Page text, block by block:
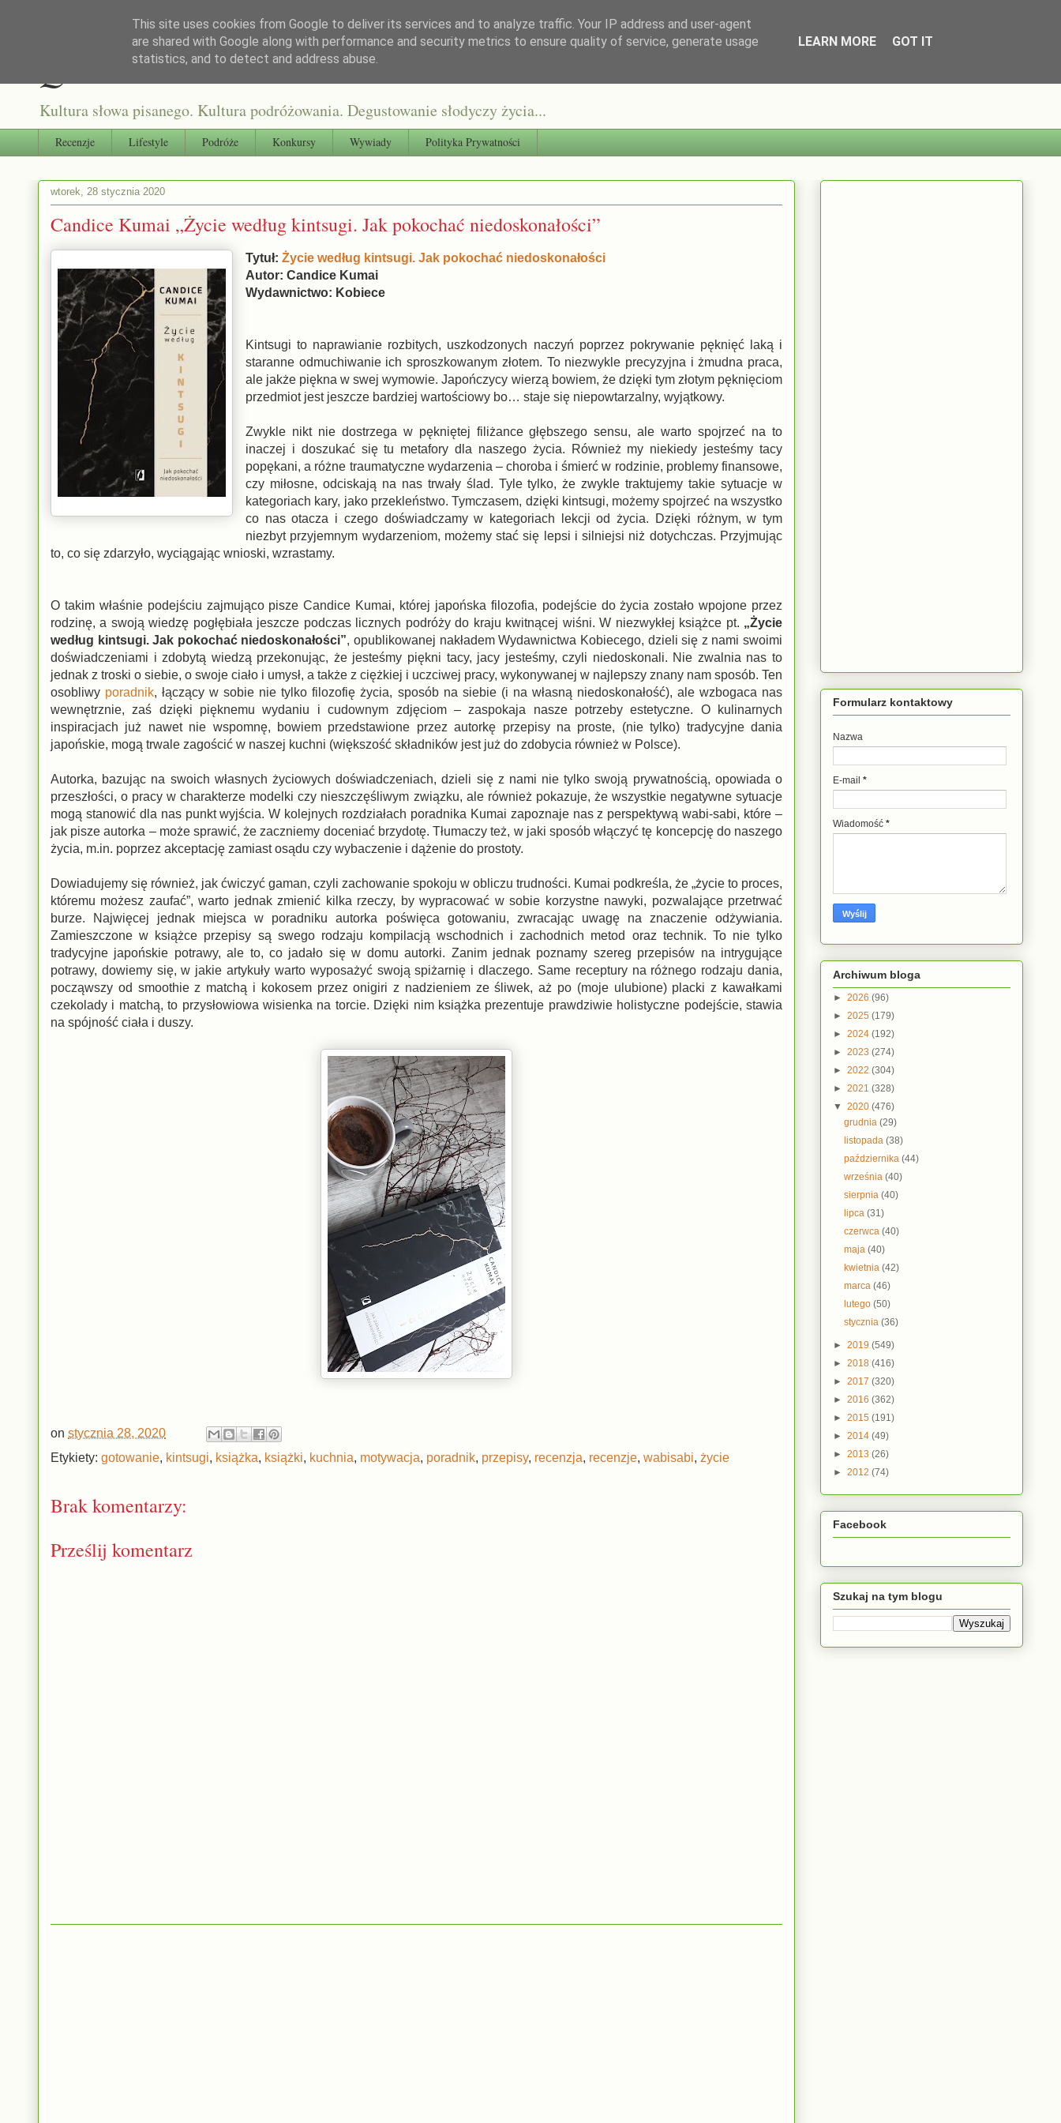
Qultura słowa
Kultura słowa pisanego. Kultura podróżowania. Degustowanie słodyczy życia...
Recenzje Lifestyle Podróże Konkursy Wywiady Polityka Prywatności
wtorek, 28 stycznia 2020
Candice Kumai „Życie według kintsugi. Jak pokochać niedoskonałości”
Tytuł: Życie według kintsugi. Jak pokochać niedoskonałości
Autor: Candice Kumai
Wydawnictwo: Kobiece
Kintsugi to naprawianie rozbitych, uszkodzonych naczyń poprzez pokrywanie pęknięć laką i
staranne odmuchiwanie ich sproszkowanym złotem. To niezwykle precyzyjna i żmudna praca,
ale jakże piękna w swej wymowie. Japończycy wierzą bowiem, że dzięki tym złotym pęknięciom
przedmiot jest jeszcze bardziej wartościowy bo… staje się niepowtarzalny, wyjątkowy.
Zwykle nikt nie dostrzega w pękniętej filiżance głębszego sensu, ale warto spojrzeć na to
inaczej i doszukać się tu metafory dla naszego życia. Również my niekiedy jesteśmy tacy
popękani, a różne traumatyczne wydarzenia – choroba i śmierć w rodzinie, problemy finansowe,
czy miłosne, odciskają na nas trwały ślad. Tyle tylko, że zwykle traktujemy takie sytuacje w
kategoriach kary, jako przekleństwo. Tymczasem, dzięki kintsugi, możemy spojrzeć na wszystko
co nas otacza i czego doświadczamy w kategoriach lekcji od życia. Dzięki różnym, w tym
niezbyt przyjemnym wydarzeniom, możemy stać się lepsi i silniejsi niż dotychczas. Przyjmując
to, co się zdarzyło, wyciągając wnioski, wzrastamy.
O takim właśnie podejściu zajmująco pisze Candice Kumai, której japońska filozofia, podejście do życia zostało wpojone przez
rodzinę, a swoją wiedzę pogłębiała jeszcze podczas licznych podróży do kraju kwitnącej wiśni. W niezwykłej książce pt. „Życie
według kintsugi. Jak pokochać niedoskonałości”, opublikowanej nakładem Wydawnictwa Kobiecego, dzieli się z nami swoimi
doświadczeniami i zdobytą wiedzą przekonując, że jesteśmy piękni tacy, jacy jesteśmy, czyli niedoskonali. Nie zwalnia nas to
jednak z troski o siebie, o swoje ciało i umysł, a także z ciężkiej i uczciwej pracy, wykonywanej w najlepszy znany nam sposób. Ten
osobliwy poradnik, łączący w sobie nie tylko filozofię życia, sposób na siebie (i na własną niedoskonałość), ale wzbogaca nas
wewnętrznie, zaś dzięki pięknemu wydaniu i cudownym zdjęciom – zaspokaja nasze potrzeby estetyczne. O kulinarnych
inspiracjach już nawet nie wspomnę, bowiem przedstawione przez autorkę przepisy na proste, (nie tylko) tradycyjne dania
japońskie, mogą trwale zagościć w naszej kuchni (większość składników jest już do zdobycia również w Polsce).
Autorka, bazując na swoich własnych życiowych doświadczeniach, dzieli się z nami nie tylko swoją prywatnością, opowiada o
przeszłości, o pracy w charakterze modelki czy nieszczęśliwym związku, ale również pokazuje, że wszystkie negatywne sytuacje
mogą stanowić dla nas punkt wyjścia. W kolejnych rozdziałach poradnika Kumai zapoznaje nas z perspektywą wabi-sabi, które –
jak pisze autorka – może sprawić, że zaczniemy doceniać brzydotę. Tłumaczy też, w jaki sposób włączyć tę koncepcję do naszego
życia, m.in. poprzez akceptację zamiast osądu czy wybaczenie i dążenie do prostoty.
Dowiadujemy się również, jak ćwiczyć gaman, czyli zachowanie spokoju w obliczu trudności. Kumai podkreśla, że „życie to proces,
któremu możesz zaufać”, warto jednak zmienić kilka rzeczy, by wypracować w sobie korzystne nawyki, pozwalające przetrwać
burze. Najwięcej jednak miejsca w poradniku autorka poświęca gotowaniu, zwracając uwagę na znaczenie odżywiania.
Zamieszczone w książce przepisy są swego rodzaju kompilacją wschodnich i zachodnich metod oraz technik. To nie tylko
tradycyjne japońskie potrawy, ale to, co jadało się w domu autorki. Zanim jednak poznamy szereg przepisów na intrygujące
potrawy, dowiemy się, w jakie artykuły warto wyposażyć swoją spiżarnię i dlaczego. Same receptury na różnego rodzaju dania,
począwszy od smoothie z matchą i kokosem przez onigiri z nadzieniem ze śliwek, aż po (moje ulubione) placki z kawałkami
czekolady i matchą, to przysłowiowa wisienka na torcie. Dzięki nim książka prezentuje prawdziwie holistyczne podejście, stawia
na spójność ciała i duszy.
on stycznia 28, 2020
Etykiety: gotowanie, kintsugi, książka, książki, kuchnia, motywacja, poradnik, przepisy, recenzja, recenzje, wabisabi, życie
Brak komentarzy:
Prześlij komentarz
Formularz kontaktowy
Nazwa
E-mail *
Wiadomość *
Archiwum bloga
► 2026 (96)
► 2025 (179)
► 2024 (192)
► 2023 (274)
► 2022 (304)
► 2021 (328)
▼ 2020 (476)
grudnia(29)
listopada(38)
października(44)
września(40)
sierpnia(40)
lipca(31)
czerwca(40)
maja(40)
kwietnia(42)
marca(46)
lutego(50)
stycznia(36)
► 2019 (549)
► 2018 (416)
► 2017 (320)
► 2016 (362)
► 2015 (191)
► 2014 (49)
► 2013 (26)
► 2012 (74)
Facebook
Szukaj na tym blogu
This site uses cookies from Google to deliver its services and to analyze traffic. Your IP address and user-agent
are shared with Google along with performance and security metrics to ensure quality of service, generate usage
statistics, and to detect and address abuse.
LEARN MORE GOT IT